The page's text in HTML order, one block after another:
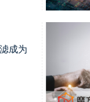
成为